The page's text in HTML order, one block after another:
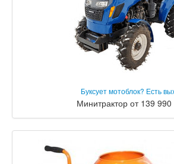
Буксует мотоблок? Есть
Минитрактор от 139 990